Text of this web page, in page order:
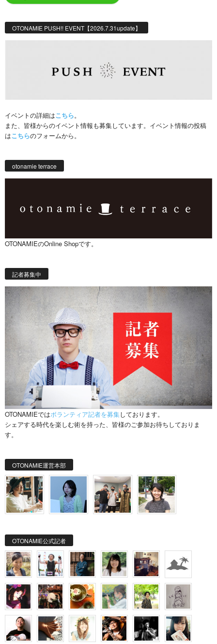
OTONAMIE PUSH!! EVENT【2026.7.31update】
イベントの詳細はこちら。
また、皆様からのイベント情報も募集しています。イベント情報の投稿
はこちらのフォームから。
otonamie terrace
OTONAMIEのOnline Shopです。
記者募集中
OTONAMIEではボランティア記者を募集しております。
シェアする時代を楽しむ術を持った、皆様のご参加お待ちしておりま
す。
OTONAMIE運営本部
OTONAMIE公式記者